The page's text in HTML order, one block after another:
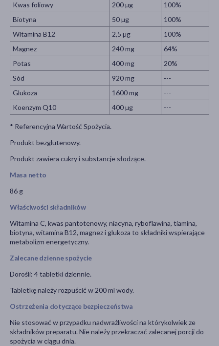
Kwas foliowy
200 µg
100%
Biotyna
50 µg
100%
Witamina B12
2,5 µg
100%
Magnez
240 mg
64%
Potas
400 mg
20%
Sód
920 mg
---
Glukoza
1600 mg
---
Koenzym Q10
400 µg ---
* Referencyjna Wartość Spożycia.
Produkt bezglutenowy.
Produkt zawiera cukry i substancje słodzące.
Masa netto
86 g
Właściwości składników
Witamina C, kwas pantotenowy, niacyna, ryboflawina, tiamina,
biotyna, witamina B12, magnez i glukoza to składniki wspierające
metabolizm energetyczny.
Zalecane dzienne spożycie
Dorośli: 4 tabletki dziennie.
Tabletkę należy rozpuścić w 200 ml wody.
Ostrzeżenia dotyczące bezpieczeństwa
Nie stosować w przypadku nadwrażliwości na którykolwiek ze
składników preparatu. Nie należy przekraczać zalecanej porcji do
spożycia w ciągu dnia.